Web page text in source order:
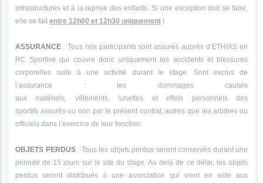
infrastructures et à la reprise des enfants. Si une exception doit se faire,
elle se fait entre 12h00 et 12h30 uniquement !
ASSURANCE : Tous nos participants sont assurés auprès d’ETHIAS en
RC Sportive qui couvre donc uniquement les accidents et blessures
corporelles suite à une activité durant le stage. Sont exclus de
l’assurance : les dommages causés
aux matériels, vêtements, lunettes et effets personnels des
sportifs assurés ou non par le présent contrat, autres que les arbitres ou
officiels dans l’exercice de leur fonction.
OBJETS PERDUS: Tous les objets perdus seront conservés durant une
période de 15 jours sur le site du stage. Au delà de ce délai, les objets
perdus seront distribués à une association qui vient en aide aux